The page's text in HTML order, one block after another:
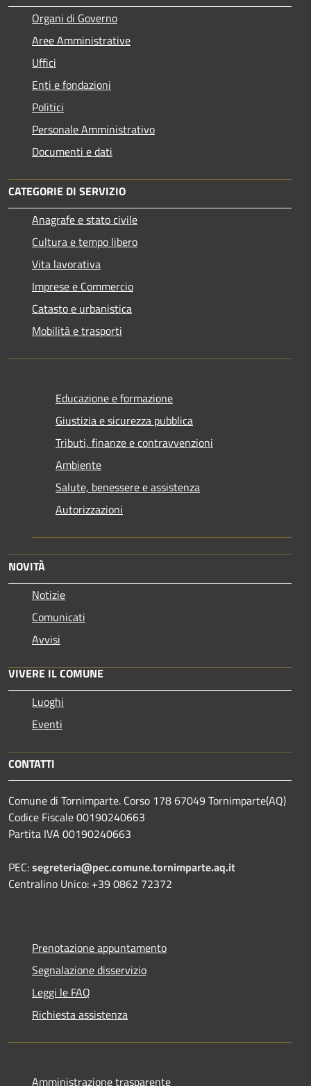
Organi di Governo
Aree Amministrative
Uffici
Enti e fondazioni
Politici
Personale Amministrativo
Documenti e dati
CATEGORIE DI SERVIZIO
Anagrafe e stato civile
Cultura e tempo libero
Vita lavorativa
Imprese e Commercio
Catasto e urbanistica
Mobilità e trasporti
Educazione e formazione
Giustizia e sicurezza pubblica
Tributi, finanze e contravvenzioni
Ambiente
Salute, benessere e assistenza
Autorizzazioni
NOVITÀ
Notizie
Comunicati
Avvisi
VIVERE IL COMUNE
Luoghi
Eventi
CONTATTI
Comune di Tornimparte. Corso 178 67049 Tornimparte(AQ)
Codice Fiscale 00190240663
Partita IVA 00190240663
PEC:segreteria@pec.comune.tornimparte.aq.it
Centralino Unico: +39 0862 72372
Prenotazione appuntamento
Segnalazione disservizio
Leggi le FAQ
Richiesta assistenza
Amministrazione trasparente